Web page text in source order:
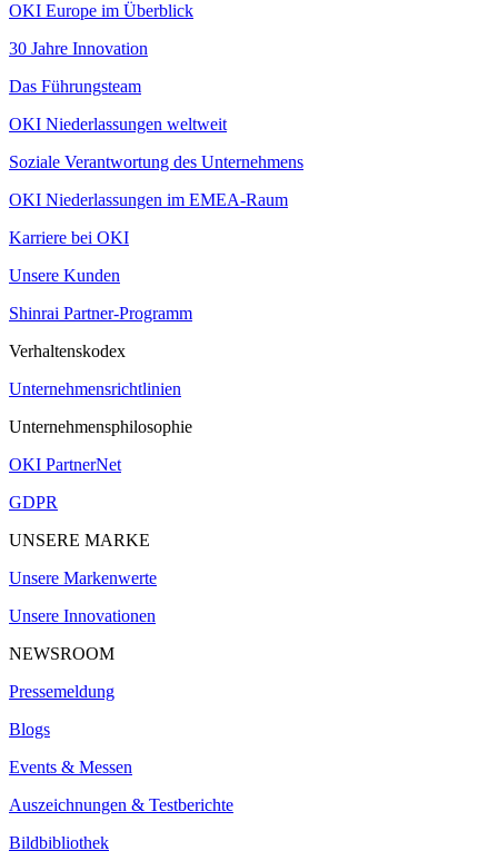
OKI Europe im Überblick
30 Jahre Innovation
Das Führungsteam
OKI Niederlassungen weltweit
Soziale Verantwortung des Unternehmens
OKI Niederlassungen im EMEA-Raum
Karriere bei OKI
Unsere Kunden
Shinrai Partner-Programm
Verhaltenskodex
Unternehmensrichtlinien
Unternehmensphilosophie
OKI PartnerNet
GDPR
UNSERE MARKE
Unsere Markenwerte
Unsere Innovationen
NEWSROOM
Pressemeldung
Blogs
Events & Messen
Auszeichnungen & Testberichte
Bildbibliothek